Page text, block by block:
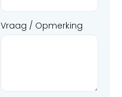
Vraag / Opmerking